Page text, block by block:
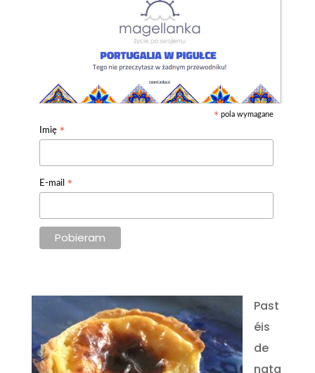
* pola wymagane
Imię *
E-mail *
Past
éis
de
nata